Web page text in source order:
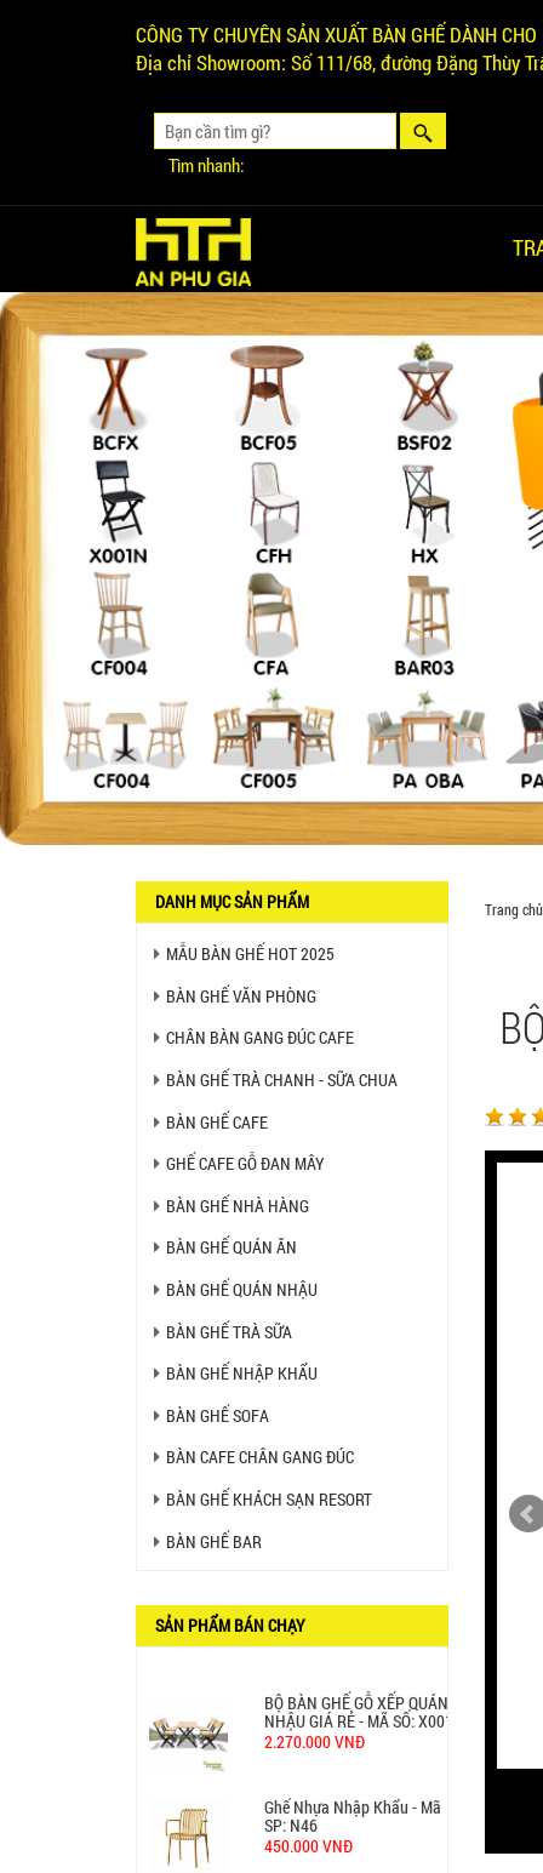
CÔNG TY CHUYÊN SẢN XUẤT BÀN GHẾ DÀNH
Địa chỉ Showroom: Số 111/68, đường Đặng Thùy
Tìm nhanh:
Trang chủ
DANH MỤC SẢN PHẨM
MẪU BÀN GHẾ HOT 2025
BÀN GHẾ VĂN PHÒNG
CHÂN BÀN GANG ĐÚC CAFE
BÀN GHẾ TRÀ CHANH - SỮA CHUA
BÀN GHẾ CAFE
GHẾ CAFE GỖ ĐAN MÂY
BÀN GHẾ NHÀ HÀNG
BÀN GHẾ QUÁN ĂN
BÀN GHẾ QUÁN NHẬU
BÀN GHẾ TRÀ SỮA
BÀN GHẾ NHẬP KHẨU
BÀN GHẾ SOFA
BÀN CAFE CHÂN GANG ĐÚC
BÀN GHẾ KHÁCH SẠN RESORT
BÀN GHẾ BAR
SẢN PHẨM BÁN CHẠY
Ghế Ăn nhập khẩu ELLA - Mã
SP: GNK05
Liên hệ
BÀN BAR BEER CLUB BCF
SX GIÁ RẺ - MÃ SỐ: BCF SX
750.000 VNĐ
GHẾ EAMES - GHẾ NHỰA
CAFE CHÂN GỖ GIÁ RẺ - MÃ
SỐ: M002
550.000 VNĐ
GHẾ XẾP GẤP GIÁ RẺ - MÃ
SỐ: X001
380.000 VNĐ
BÀN CAFE BCF01 GIÁ RẺ -
MÃ SỐ: BCF01
650.000 VNĐ
BỘ BÀN GHẾ GỖ XẾP QUÁN
NHẬU GIÁ RẺ - MÃ SỐ: X001
2.270.000 VNĐ
Ghế Nhựa Nhập Khẩu - Mã
SP: N46
450.000 VNĐ
SP: GNK05
BÀN BAR BEER CLUB BCF
SX GIÁ RẺ - MÃ SỐ: BCF SX
750.000 VNĐ
GHẾ EAMES - GHẾ NHỰA
CAFE CHÂN GỖ GIÁ RẺ - MÃ
SỐ: M002
GHẾ XẾP GẤP GIÁ RẺ - MÃ
SỐ: X001
BỘ BÀN GHẾ GỖ XẾP QUÁN
2.270.000 VNĐ
Ghế Nhựa Nhập Khẩu - Mã
450.000 VNĐ
Ghế Ăn nhập khẩu ELLA - Mã